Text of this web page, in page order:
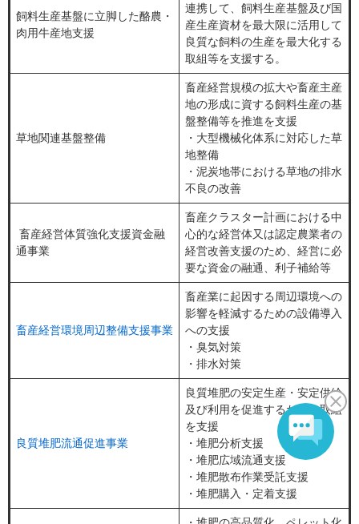
飼料生産基盤に立脚した酪農・
肉用牛産地支援
連携して、飼料生産基盤及び国
産生産資材を最大限に活用して
良質な飼料の生産を最大化する
取組等を支援する。
草地関連基盤整備
畜産経営規模の拡大や畜産主産
地の形成に資する飼料生産の基
盤整備等を推進を支援
・大型機械化体系に対応した草
地整備
・泥炭地帯における草地の排水
不良の改善
畜産経営体質強化支援資金融
通事業
畜産クラスター計画における中
心的な経営体又は認定農業者の
経営改善支援のため、経営に必
要な資金の融通、利子補給等
畜産経営環境周辺整備支援事業
畜産業に起因する周辺環境への
影響を軽減するための設備導入
への支援
・臭気対策
・排水対策
良質堆肥流通促進事業
良質堆肥の安定生産・安定供給
及び利用を促進するための取組
を支援
・堆肥分析支援
・堆肥広域流通支援
・堆肥散布作業受託支援
・堆肥購入・定着支援